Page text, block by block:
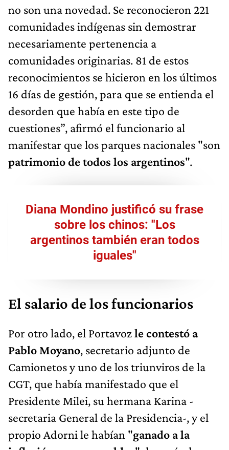
no son una novedad. Se reconocieron 221
comunidades indígenas sin demostrar
necesariamente pertenencia a
comunidades originarias. 81 de estos
reconocimientos se hicieron en los últimos
16 días de gestión, para que se entienda el
desorden que había en este tipo de
cuestiones”, afirmó el funcionario al
manifestar que los parques nacionales "son
patrimonio de todos los argentinos".
Diana Mondino justificó su frase
sobre los chinos: "Los
argentinos también eran todos
iguales"
El salario de los funcionarios
Por otro lado, el Portavozle contestó a
Pablo Moyano, secretario adjunto de
Camionetos y uno de los triunviros de la
CGT, que había manifestado que el
Presidente Milei, su hermana Karina -
secretaria General de la Presidencia-, y el
propio Adorni le habían "ganado a la